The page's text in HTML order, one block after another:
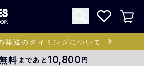
発送のタイミングについて
料 まであと 10,800円